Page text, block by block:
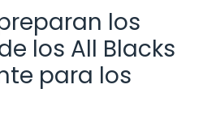
los
los All Blacks
para los